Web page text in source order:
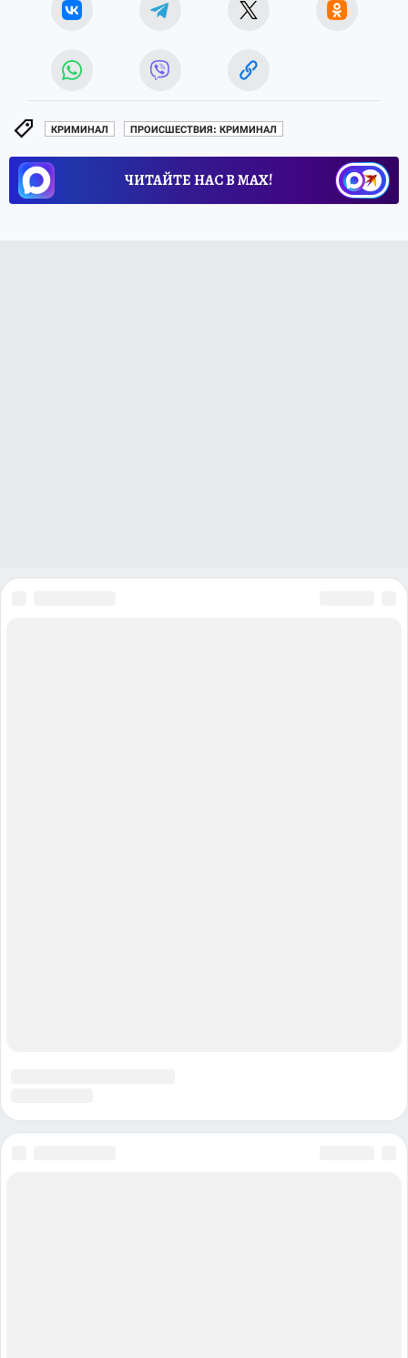
КРИМИНАЛ ПРОИСШЕСТВИЯ: КРИМИНАЛ
ЧИТАЙТЕ НАС В МАХ!